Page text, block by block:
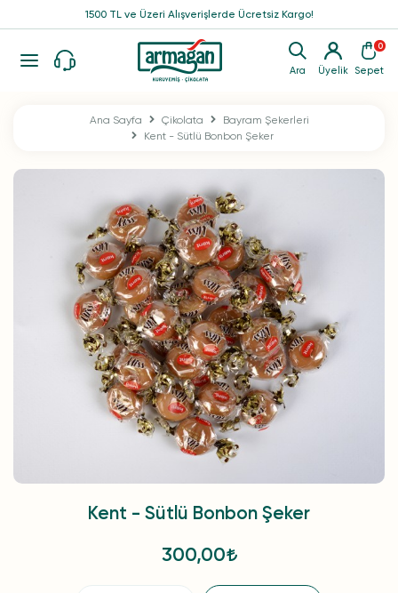
Ara Üyelik
0
Sepet
1500 TL ve Üzeri Alışverişlerde Ücretsiz Kargo!
Ana Sayfa Çikolata
Bayram Şekerleri
Kent - Sütlü Bonbon Şeker
Kent - Sütlü Bonbon Şeker
300,00